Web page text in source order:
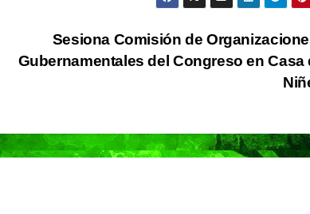
Sesiona Comisión de
Gubernamentales del Congreso en Casa
México